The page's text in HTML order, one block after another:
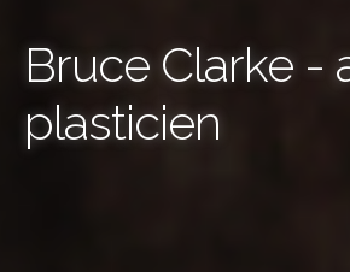
Bruce Clarke -
plasticien